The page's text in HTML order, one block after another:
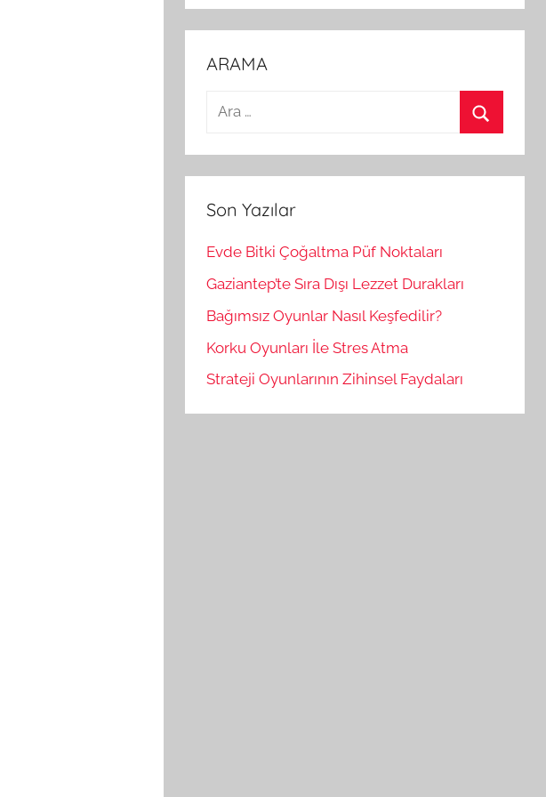
ARAMA
a
m
a
Son Yazılar
Evde Bitki Çoğaltma Püf Noktaları
Gaziantep’te Sıra Dışı Lezzet Durakları
Bağımsız Oyunlar Nasıl Keşfedilir?
Korku Oyunları İle Stres Atma
Strateji Oyunlarının Zihinsel Faydaları